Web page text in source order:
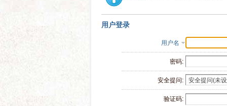
用户登录
用户名
密码:
安全提问:
验证码: